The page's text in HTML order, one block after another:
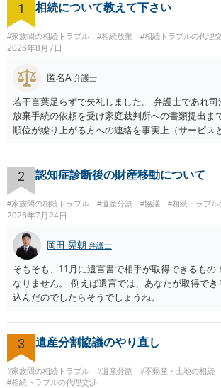
1 相続について教えて下さい
#家族間の相続トラブル #相続放棄 #相続トラブルの代理
2026年8月7日
匿名A 弁護士
若干言葉足らずで失礼しました。 弁護士であれ
放棄手続の依頼を受け家庭裁判所への書類提出ま
順位が繰り上がる方への連絡を事実上（サービス
できない、という意味でした。
2 認知症診断後の財産移動について
#家族間の相続トラブル #遺産分割 #協議 #相続トラブル
2026年7月24日
岡田 晃朝 弁護士
そもそも、11月に遺言書で相手が取得できるもの
なりません。 例えば遺言では、あなたが取得でき
込んだのでしたらそうでしょうね。
3 遺産分割協議のやり直し
#家族間の相続トラブル #遺産分割
#不動産・土地の相続
#相続トラブルの代理交渉